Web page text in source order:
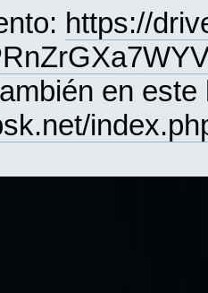
https://
en este